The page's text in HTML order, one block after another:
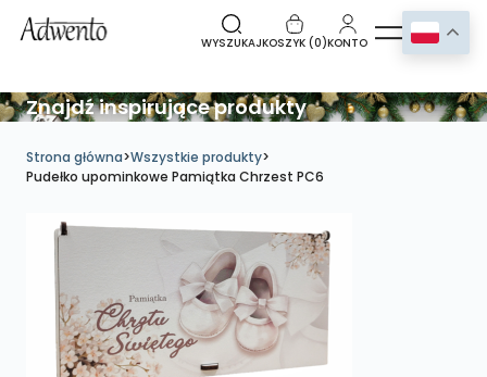
WYSZUKAJKOSZYK (0)KONTO
Znajdź inspirujące produkty
Strona główna>Wszystkie produkty>
Pudełko upominkowe Pamiątka Chrzest PC6